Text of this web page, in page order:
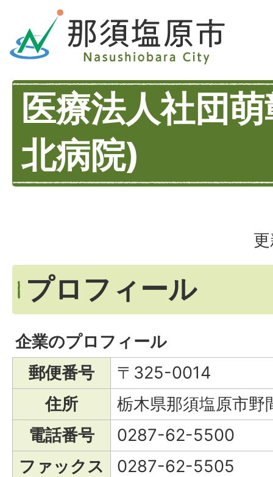
医療法人社団
北病院)
プロフィール
企業のプロフィール
郵便番号
〒325-0014
住所
栃木県那須塩原市
電話番号
0287-62-5500
ファックス
0287-62-5505